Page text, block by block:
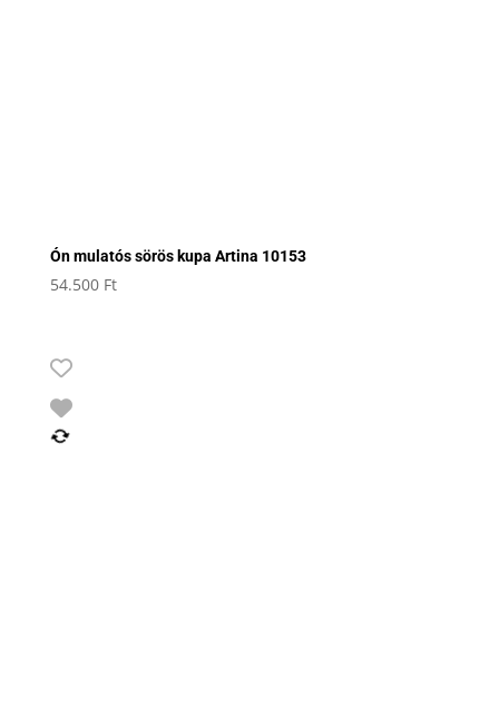
Ón mulatós sörös kupa Artina 10153
54.500 Ft